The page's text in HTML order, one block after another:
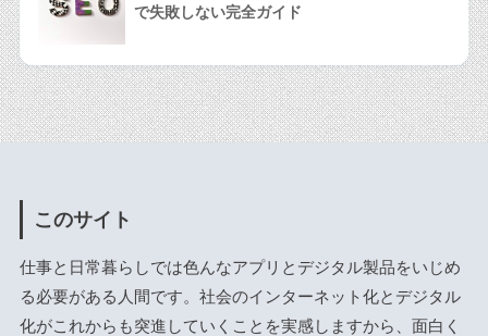
で失敗しない完全ガイド
このサイト
仕事と日常暮らしでは色んなアプリとデジタル製品をいじめ
る必要がある人間です。社会のインターネット化とデジタル
化がこれからも突進していくことを実感しますから、面白く